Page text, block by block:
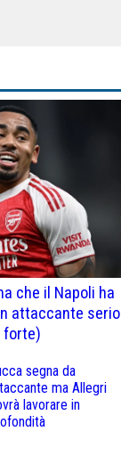
che il Napoli ha
attaccante serio
forte)
segna da
ma Allegri
lavorare in